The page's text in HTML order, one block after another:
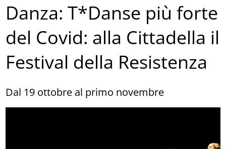
Danza: T*Danse più forte
del Covid: alla Cittadella il
Festival della Resistenza
Dal 19 ottobre al primo novembre